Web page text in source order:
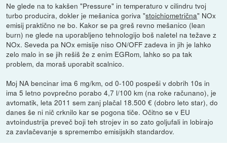
Ne glede na to kakšen "Pressure" in temperaturo v cilindru tvoj
turbo producira, dokler je mešanica goriva "stoichiometrična" NOx
emisij praktično ne bo. Kakor se pa greš revno mešanico (lean
burn) ne glede na uporabljeno tehnologijo boš naletel na težave z
NOx. Seveda pa NOx emisije niso ON/OFF zadeva in jih je lahko
zelo malo in se jih rešiš že z enim EGRom, lahko so pa tak
problem, da moraš uporabit scalnico.
Moj NA bencinar ima 6 mg/km, od 0-100 pospeši v dobrih 10s in
ima 5 letno povprečno porabo 4,7 l/100 km (na roke računano), je
avtomatik, leta 2011 sem zanj plačal 18.500 € (dobro leto star), do
danes še ni nič crknilo kar se pogona tiče. Očitno se v EU
avtoindustrija preveč boji teh strojev in so zato goljufali in lobirajo
za zavlačevanje s spremembo emisijskih standardov.